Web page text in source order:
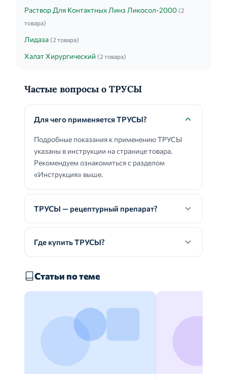
Раствор Для Контактных Линз Ликосол-2000 (2
товара)
Лидаза (2 товара)
Халат Хирургический (2 товара)
Частые вопросы о ТРУСЫ
Для чего применяется ТРУСЫ?
Подробные показания к применению ТРУСЫ
указаны в инструкции на странице товара.
Рекомендуем ознакомиться с разделом
«Инструкция» выше.
ТРУСЫ — рецептурный препарат?
Где купить ТРУСЫ?
Статьи по теме